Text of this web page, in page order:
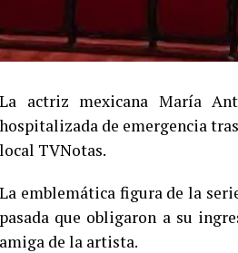
La actriz mexicana María
hospitalizada de emergencia
local TVNotas.
La emblemática figura de la
pasada que obligaron a su
amiga de la artista.